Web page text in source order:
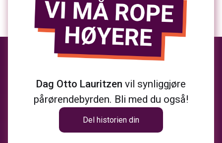
Dag Otto Lauritzen vil synliggjøre
pårørendebyrden. Bli med du også!
Del historien din